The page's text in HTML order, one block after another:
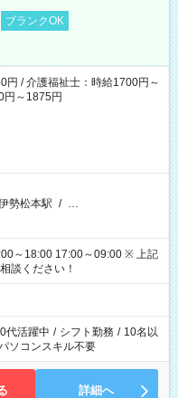
ブランクOK
/ 介護福祉士：時給1700円～
円～1875円
勢松本駅 / …
18:00 17:00～09:00 ※ 上記
談ください！
代活躍中 / シフト勤務 / 10名以
ソコンスキル不要
詳細へ